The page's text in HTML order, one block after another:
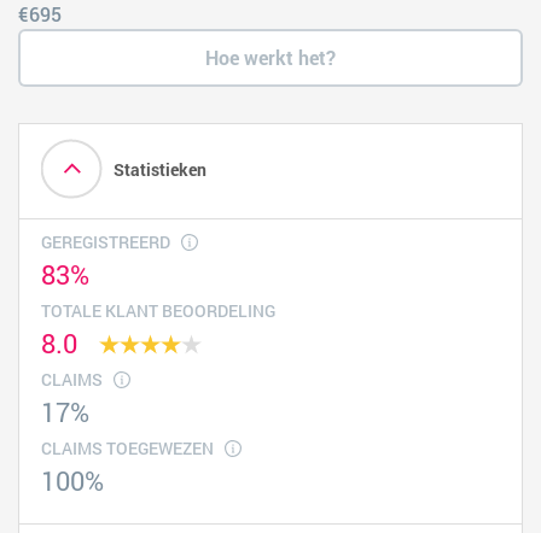
€695
Hoe werkt het?
Statistieken
GEREGISTREERD
83%
TOTALE KLANT BEOORDELING
8.0
CLAIMS
17%
CLAIMS TOEGEWEZEN
100%